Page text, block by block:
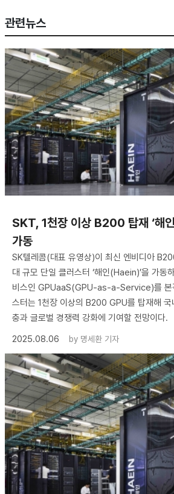
관련뉴스
SKT, 1천장 이상 B200 탑재 ‘해
가동
SK텔레콤(대표 유영상)이 최신 엔비디아
대 규모 단일 클러스터 ‘해인(Haein)’을 가동
비스인 GPUaaS(GPU-as-a-Service)를 본
스터는 1천장 이상의 B200 GPU를 탑재해
충과 글로벌 경쟁력 강화에 기여할 전망이다.
2025.08.06
by 명세환 기자